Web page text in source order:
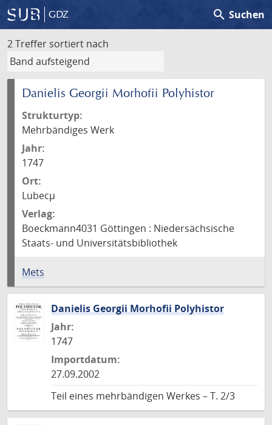
GDZ search Suchen
2 Treffer sortiert nach
Danielis Georgii Morhofii Polyhistor
Strukturtyp:
Mehrbändiges Werk
Jahr:
1747
Ort:
Lubecµ
Verlag:
Boeckmann4031 Göttingen : Niedersächsische
Staats- und Universitätsbibliothek
Mets
Danielis Georgii Morhofii Polyhistor
Jahr:
1747
Importdatum:
27.09.2002
Teil eines mehrbändigen Werkes – T. 2/3